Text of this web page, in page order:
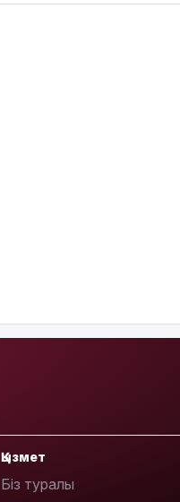
Қызмет
Біз туралы